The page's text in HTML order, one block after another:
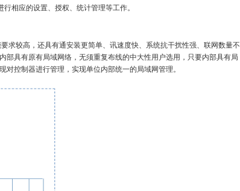
相应的设置、授权、统计管理等工作。
较高，还具有通安装更简单、讯速度快、系统抗干扰性强、联网数量不
部具有原有局域网络，无须重复布线的中大性用户选用，只要内部具有局
控制器进行管理，实现单位内部统一的局域网管理。